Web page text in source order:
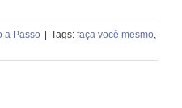
a Passo Tags: faça você mesmo,